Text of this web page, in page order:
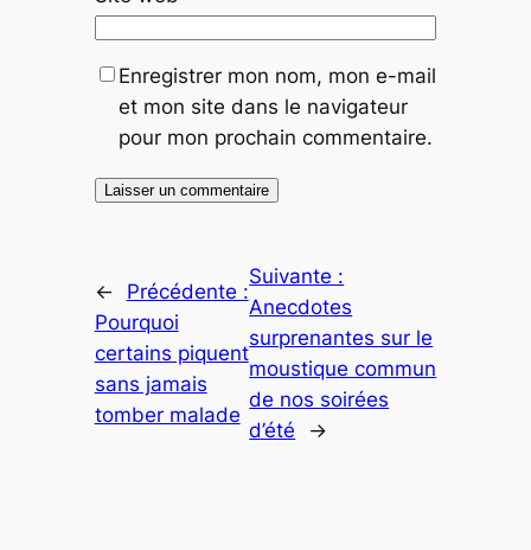
Enregistrer mon nom, mon e-mail
et mon site dans le navigateur
pour mon prochain commentaire.
←
Précédente :
Pourquoi
certains piquent
sans jamais
tomber malade
Suivante :
Anecdotes
surprenantes sur le
moustique commun
de nos soirées
d’été
→